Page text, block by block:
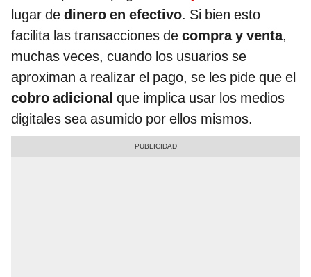
lugar de dinero en efectivo. Si bien esto
facilita las transacciones de compra y venta,
muchas veces, cuando los usuarios se
aproximan a realizar el pago, se les pide que el
cobro adicional que implica usar los medios
digitales sea asumido por ellos mismos.